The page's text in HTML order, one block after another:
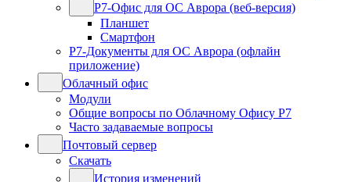
Р7-Офис для ОС Аврора (веб-версия)
Планшет
Смартфон
Р7-Документы для ОС Аврора (офлайн
приложение)
Облачный офис
Модули
Общие вопросы по Облачному Офису Р7
Часто задаваемые вопросы
Почтовый сервер
Скачать
История изменений